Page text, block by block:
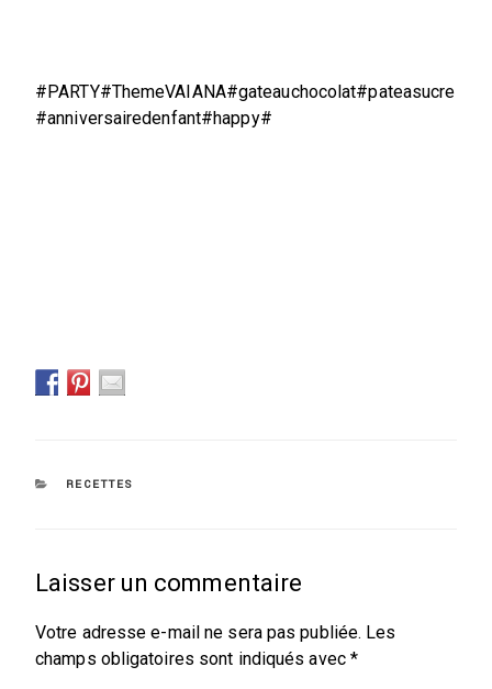
#PARTY#ThemeVAIANA#gateauchocolat#pateasucre
#anniversairedenfant#happy#
CATÉGORIES
RECETTES
Laisser un commentaire
Votre adresse e-mail ne sera pas publiée. Les
champs obligatoires sont indiqués avec *